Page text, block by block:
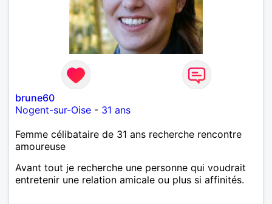
brune60
Nogent-sur-Oise - 31 ans
Femme célibataire de 31 ans recherche rencontre
amoureuse
Avant tout je recherche une personne qui voudrait
entretenir une relation amicale ou plus si affinités.